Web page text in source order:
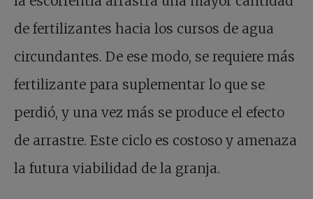
de fertilizantes hacia los cursos de agua
circundantes. De ese modo, se requiere más
fertilizante para suplementar lo que se
perdió, y una vez más se produce el efecto
de arrastre. Este ciclo es costoso y amenaza
la futura viabilidad de la granja.